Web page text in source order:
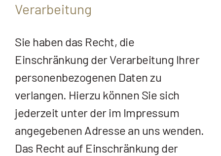
Verarbeitung
Sie haben das Recht, die
Einschränkung der Verarbeitung Ihrer
personenbezogenen Daten zu
verlangen. Hierzu können Sie sich
jederzeit unter der im Impressum
angegebenen Adresse an uns wenden.
Das Recht auf Einschränkung der